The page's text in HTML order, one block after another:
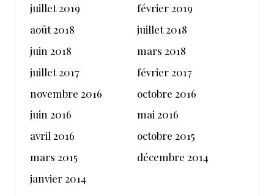
juillet 2019
février 2019
août 2018
juillet 2018
juin 2018
mars 2018
juillet 2017
février 2017
novembre 2016
octobre 2016
juin 2016
mai 2016
avril 2016
octobre 2015
mars 2015
décembre 2014
janvier 2014